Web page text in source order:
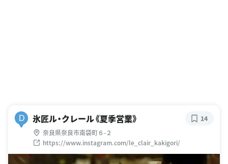
D 氷匠ル・クレール《夏季営業》
奈良県奈良市南袋町６-２
https://www.instagram.com/le_clair_kakigori/
14